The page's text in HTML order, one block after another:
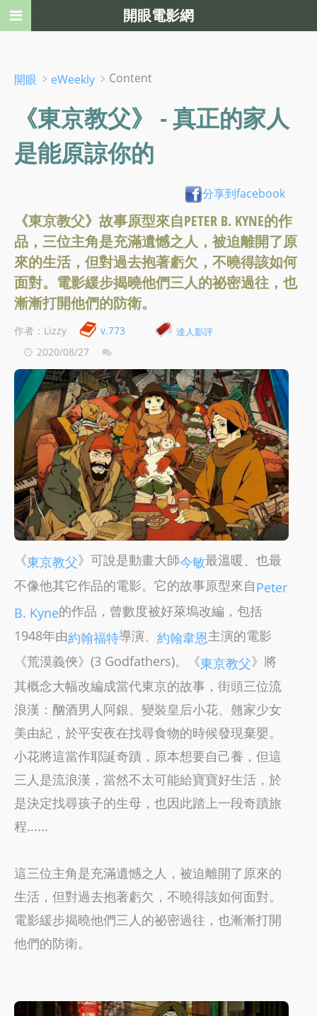
開眼 ﹥ eWeekly ﹥Content
《東京教父》 - 真正的家人
是能原諒你的
分享到facebook
《東京教父》故事原型來自PETER B. KYNE的作
品，三位主角是充滿遺憾之人，被迫離開了原
來的生活，但對過去抱著虧欠，不曉得該如何
面對。電影緩步揭曉他們三人的祕密過往，也
漸漸打開他們的防衛。
作者：Lizzy v.773 達人影評
2020/08/27
《東京教父》可說是動畫大師今敏最溫暖、也最
不像他其它作品的電影。它的故事原型來自Peter
B. Kyne的作品，曾數度被好萊塢改編，包括
1948年由約翰福特導演、 約翰韋恩主演的電影
《荒漠義俠》(3 Godfathers)。《東京教父》將
其概念大幅改編成當代東京的故事，街頭三位流
浪漢：酗酒男人阿銀、變裝皇后小花、翹家少女
美由紀，於平安夜在找尋食物的時候發現棄嬰。
小花將這當作耶誕奇蹟，原本想要自己養，但這
三人是流浪漢，當然不太可能給寶寶好生活，於
是決定找尋孩子的生母，也因此踏上一段奇蹟旅
程......
這三位主角是充滿遺憾之人，被迫離開了原來的
生活，但對過去抱著虧欠，不曉得該如何面對。
電影緩步揭曉他們三人的祕密過往，也漸漸打開
他們的防衛。
開眼電影網